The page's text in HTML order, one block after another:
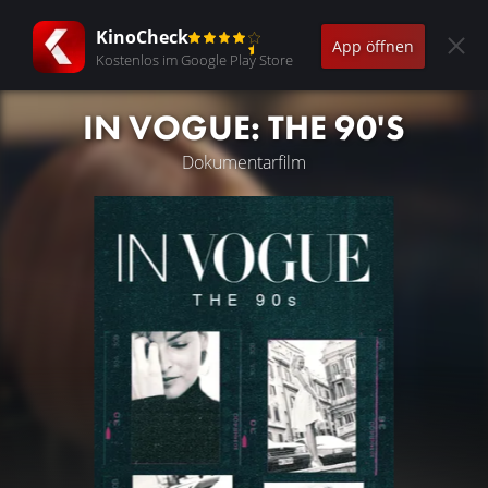
KinoCheck
Kostenlos im Google Play Store
App öffnen
IN VOGUE: THE 90'S
Dokumentarfilm